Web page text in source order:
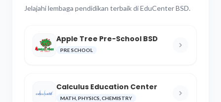
Jelajahi lembaga pendidikan terbaik di EduCenter BSD.
Apple Tree Pre-School BSD
PRE SCHOOL
Calculus Education Center
MATH, PHYSICS, CHEMISTRY